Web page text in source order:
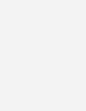
Geschäft mit einer
Inwieweit die einfache
dem
der Arbeitsabläufe